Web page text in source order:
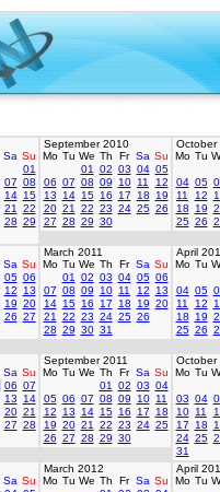
Sa Su
01
07 08
14 15
21
22
28 29
September 2010
Mo Tu We Th Fr Sa Su
01
02 03 04 05
06 07 08 09 10 11
12
13
14 15 16 17 18
19
20 21 22 23 24 25 26
27 28 29 30
October
Mo Tu
04 05
11
12
18
19
25 26
Sa Su
05 06
12
13
19 20
26 27
March 2011
Mo Tu We Th Fr Sa Su
01
02 03 04 05 06
07 08 09 10 11 12
13
14 15 16 17 18 19 20
21
22 23 24 25 26
28 29 30 31
April
Mo Tu
04 05
11
12
18
19
25 26
Sa Su
06 07
13
14
20 21
27 28
September 2011
Mo Tu We Th Fr Sa Su
01
02 03 04
05 06 07 08 09 10 11
12
13 14 15 16 17
18
19 20 21 22 23 24 25
26 27 28 29 30
October
Mo Tu
03 04
10 11
17
18
24 25
31
Sa Su
March 2012
Mo Tu We Th Fr Sa Su
April
Mo Tu